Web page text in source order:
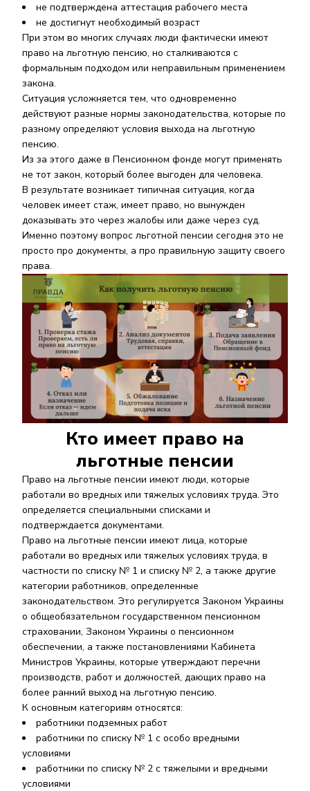
не подтверждена аттестация рабочего места
не достигнут необходимый возраст
При этом во многих случаях люди фактически имеют
право на льготную пенсию, но сталкиваются с
формальным подходом или неправильным применением
закона.
Ситуация усложняется тем, что одновременно
действуют разные нормы законодательства, которые по
разному определяют условия выхода на льготную
пенсию.
Из за этого даже в Пенсионном фонде могут применять
не тот закон, который более выгоден для человека.
В результате возникает типичная ситуация, когда
человек имеет стаж, имеет право, но вынужден
доказывать это через жалобы или даже через суд.
Именно поэтому вопрос льготной пенсии сегодня это не
просто про документы, а про правильную защиту своего
права.
Кто имеет право на
льготные пенсии
Право на льготные пенсии имеют люди, которые
работали во вредных или тяжелых условиях труда. Это
определяется специальными списками и
подтверждается документами.
Право на льготные пенсии имеют лица, которые
работали во вредных или тяжелых условиях труда, в
частности по списку № 1 и списку № 2, а также другие
категории работников, определенные
законодательством. Это регулируется Законом Украины
о общеобязательном государственном пенсионном
страховании, Законом Украины о пенсионном
обеспечении, а также постановлениями Кабинета
Министров Украины, которые утверждают перечни
производств, работ и должностей, дающих право на
более ранний выход на льготную пенсию.
К основным категориям относятся:
работники подземных работ
работники по списку № 1 с особо вредными
условиями
работники по списку № 2 с тяжелыми и вредными
условиями